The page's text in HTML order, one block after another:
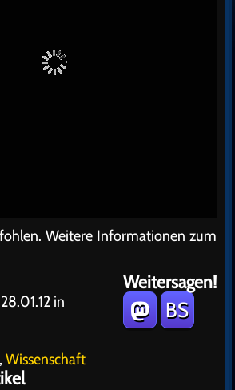
Weitere Informationen zum
Weitersagen!
BS
in
, Wissenschaft